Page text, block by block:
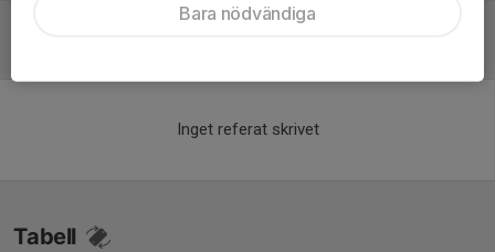
Inget referat skrivet
Tabell
Bara nödvändiga